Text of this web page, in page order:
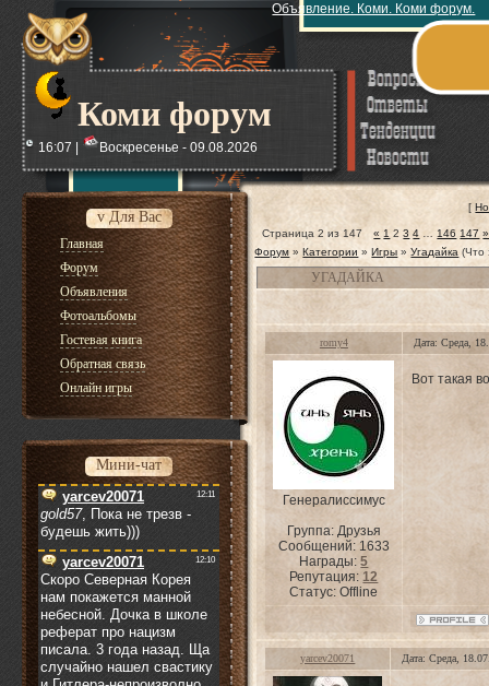
Коми форум
Объявление. Коми. Коми форум.
16:07 | Воскресенье - 09.08.2026
v Для Вас
Главная
Форум
Объявления
Фотоальбомы
Гостевая книга
Обратная связь
Онлайн игры
Мини-чат
[
Страница2 из 147 « 1 2 3 4 146 147 »
Форум » Категории » Игры » Угадайка (Что
УГАДАЙКА
romy4 Дата: Среда,
Генералиссимус
Группа: Друзья
Сообщений: 1633
Награды:5
Репутация:12
Статус:Offline
Вот такая
yarcev20071 Дата: Среда,